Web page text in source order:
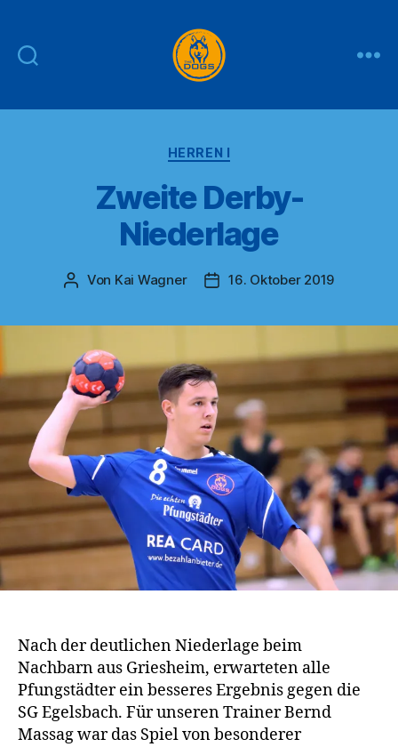
DOGS
Kategorien
HERREN I
Zweite Derby-
Niederlage
Beitragsautor
Von Kai Wagner Veröffentlichungsdatum
16. Oktober 2019
Nach der deutlichen Niederlage beim
Nachbarn aus Griesheim, erwarteten alle
Pfungstädter ein besseres Ergebnis gegen die
SG Egelsbach. Für unseren Trainer Bernd
Massag war das Spiel von besonderer